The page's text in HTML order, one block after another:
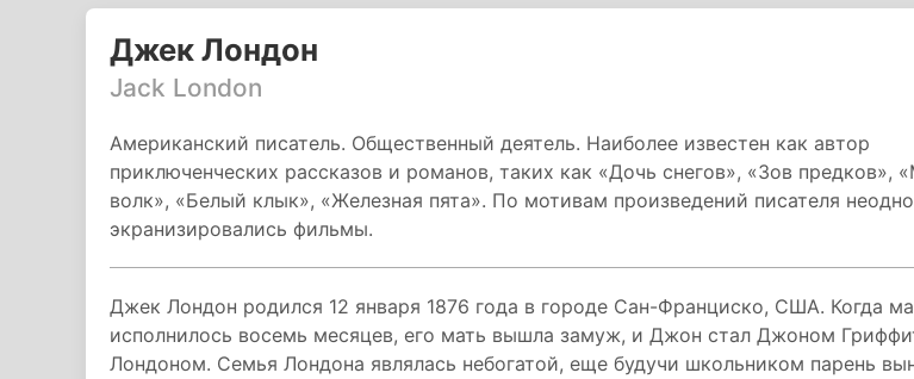
Джек Лондон
Jack London
Американский писатель. Общественный деятель. Наиболее известен как автор
приключенческих рассказов и романов, таких как «Дочь снегов», «Зов предков»,
волк», «Белый клык», «Железная пята». По мотивам произведений писателя
экранизировались фильмы.
Джек Лондон родился 12 января 1876 года в городе Сан-Франциско, США. Когда
исполнилось восемь месяцев, его мать вышла замуж, и Джон стал Джоном
Лондоном. Семья Лондона являлась небогатой, еще будучи школьником парень